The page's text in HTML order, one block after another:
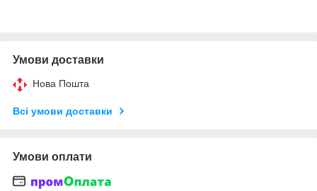
Умови доставки
Нова Пошта
Всі умови доставки
Умови оплати